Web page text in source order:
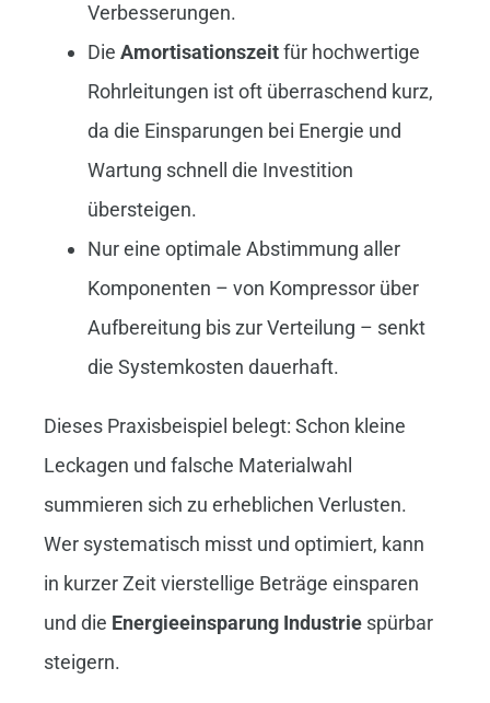
Verbesserungen.
Die Amortisationszeitfür hochwertige
Rohrleitungen ist oft überraschend kurz,
da die Einsparungen bei Energie und
Wartung schnell die Investition
übersteigen.
Nur eine optimale Abstimmung aller
Komponenten – von Kompressor über
Aufbereitung bis zur Verteilung – senkt
die Systemkosten dauerhaft.
Dieses Praxisbeispiel belegt: Schon kleine
Leckagen und falsche Materialwahl
summieren sich zu erheblichen Verlusten.
Wer systematisch misst und optimiert, kann
in kurzer Zeit vierstellige Beträge einsparen
und die Energieeinsparung Industriespürbar
steigern.